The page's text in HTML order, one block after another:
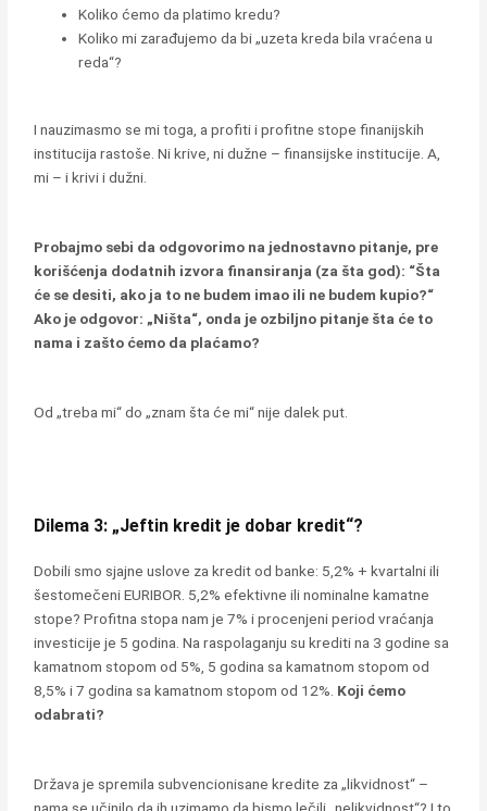
Koliko ćemo da platimo kredu?
Koliko mi zarađujemo da bi „uzeta kreda bila vraćena u
reda“?
I nauzimasmo se mi toga, a profiti i profitne stope finanijskih
institucija rastoše. Ni krive, ni dužne – finansijske institucije. A,
mi – i krivi i dužni.
Probajmo sebi da odgovorimo na jednostavno pitanje, pre
korišćenja dodatnih izvora finansiranja (za šta god): “Šta
će se desiti, ako ja to ne budem imao ili ne budem kupio?“
Ako je odgovor: „Ništa“, onda je ozbiljno pitanje šta će to
nama i zašto ćemo da plaćamo?
Od „treba mi“ do „znam šta će mi“ nije dalek put.
Dilema 3: „Jeftin kredit je dobar kredit“?
Dobili smo sjajne uslove za kredit od banke: 5,2% + kvartalni ili
šestomečeni EURIBOR. 5,2% efektivne ili nominalne kamatne
stope? Profitna stopa nam je 7% i procenjeni period vraćanja
investicije je 5 godina. Na raspolaganju su krediti na 3 godine sa
kamatnom stopom od 5%, 5 godina sa kamatnom stopom od
8,5% i 7 godina sa kamatnom stopom od 12%. Koji ćemo
odabrati?
Država je spremila subvencionisane kredite za „likvidnost“ –